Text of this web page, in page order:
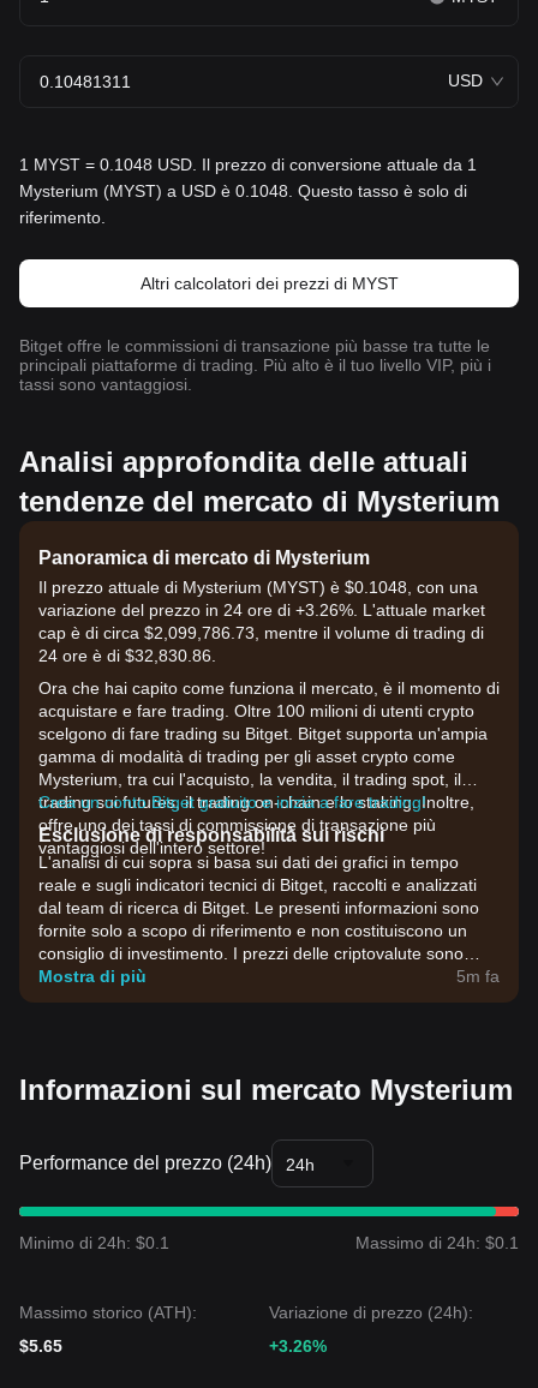
USD
1 MYST = 0.1048 USD. Il prezzo di conversione attuale da 1
Mysterium (MYST) a USD è 0.1048. Questo tasso è solo di
riferimento.
Altri calcolatori dei prezzi di MYST
Bitget offre le commissioni di transazione più basse tra tutte le
principali piattaforme di trading. Più alto è il tuo livello VIP, più i
tassi sono vantaggiosi.
Analisi approfondita delle attuali
tendenze del mercato di Mysterium
Panoramica di mercato di Mysterium
Il prezzo attuale di Mysterium (MYST) è $0.1048, con una
variazione del prezzo in 24 ore di +3.26%. L'attuale market
cap è di circa $2,099,786.73, mentre il volume di trading di
24 ore è di $32,830.86.
Ora che hai capito come funziona il mercato, è il momento di
acquistare e fare trading. Oltre 100 milioni di utenti crypto
scelgono di fare trading su Bitget. Bitget supporta un'ampia
gamma di modalità di trading per gli asset crypto come
Mysterium, tra cui l'acquisto, la vendita, il trading spot, il
trading sui futures, il trading on-chain e lo staking. Inoltre,
offre uno dei tassi di commissione di transazione più
vantaggiosi dell'intero settore!
Crea un conto Bitget gratuito e inizia a fare trading!
Esclusione di responsabilità sui rischi
L'analisi di cui sopra si basa sui dati dei grafici in tempo
reale e sugli indicatori tecnici di Bitget, raccolti e analizzati
dal team di ricerca di Bitget. Le presenti informazioni sono
fornite solo a scopo di riferimento e non costituiscono un
consiglio di investimento. I prezzi delle criptovalute sono
estremamente volatili. Prendi decisioni di investimento in
base alla tua propensione al rischio.
Mostra di più 5m fa
Informazioni sul mercato Mysterium
Performance del prezzo (24h) 24h
Minimo di 24h: $0.1 Massimo di 24h: $0.1
Massimo storico (ATH):
$5.65
Variazione di prezzo (24h):
+3.26%